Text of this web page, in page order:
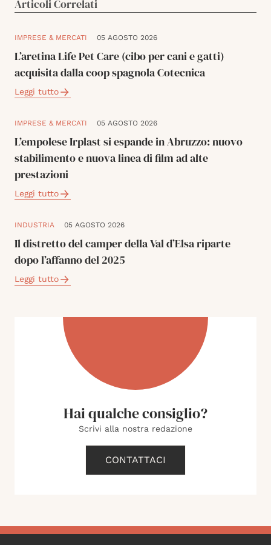
Articoli Correlati
IMPRESE & MERCATI 05 AGOSTO 2026
L’aretina Life Pet Care (cibo per cani e gatti)
acquisita dalla coop spagnola Cotecnica
Leggi tutto
IMPRESE & MERCATI 05 AGOSTO 2026
L’empolese Irplast si espande in Abruzzo: nuovo
stabilimento e nuova linea di film ad alte
prestazioni
Leggi tutto
INDUSTRIA 05 AGOSTO 2026
Il distretto del camper della Val d’Elsa riparte
dopo l’affanno del 2025
Leggi tutto
Hai qualche consiglio?
Scrivi alla nostra redazione
CONTATTACI